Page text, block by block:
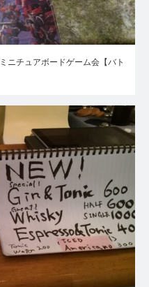
ニチュアボードゲーム会【バト